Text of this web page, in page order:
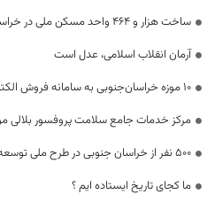
ساخت هزار و ۴۶۴ واحد مسکن ملی در خراسان جنوبی آغاز شد
آرمان انقلاب اسلامی، عدل است
۱۰ موزه خراسان‌جنوبی به سامانه فروش الکترونیکی بلیت مجهز شدند
مرکز خدمات جامع سلامت پروفسور بلالی
۵۰۰ نفر از خراسان جنوبی در طرح ملی توسعه مشاغل خانگی ثبت‌نام کردند
ما کجای تاریخ ایستاده ایم ؟